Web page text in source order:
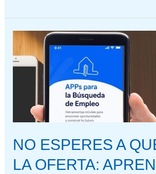
NO ESPERES A
LA OFERTA:
NO
ESPERES
A
OFERTA:
A
PRESENTARTE
ANTES